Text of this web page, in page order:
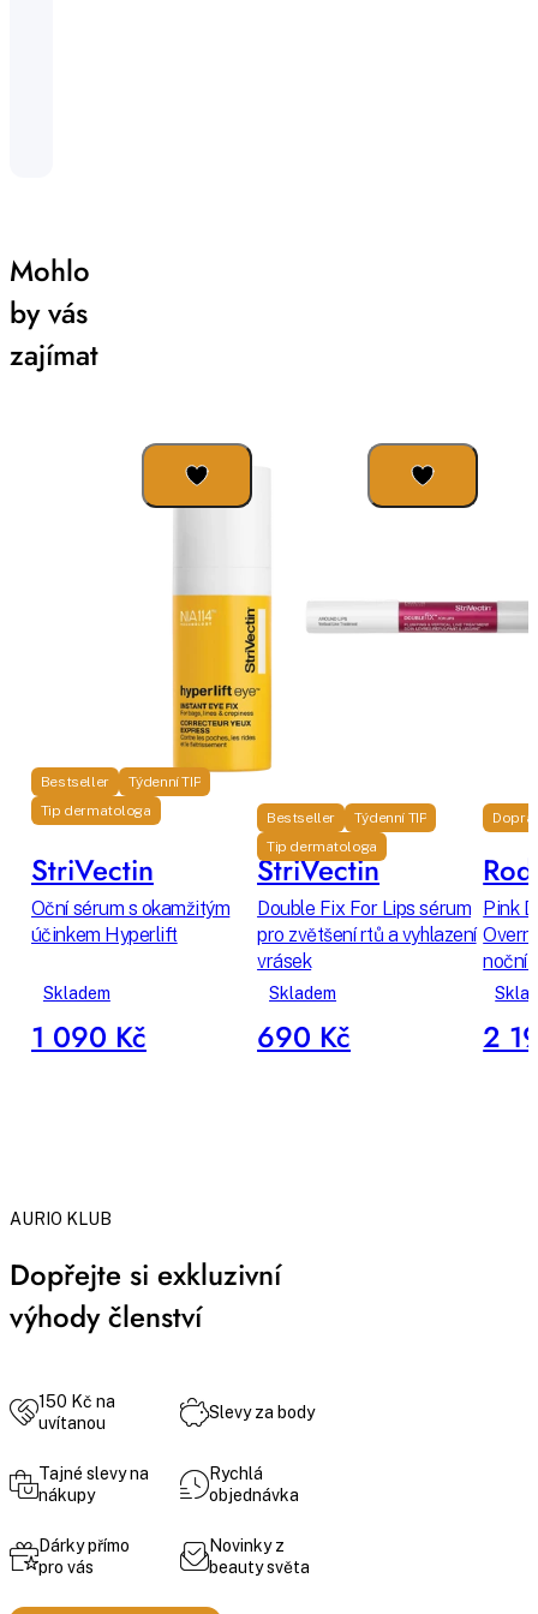
Mohlo
by vás
zajímat
Bestseller
Týdenní TIP
Tip dermatologa
StriVectin
Oční sérum s okamžitým
účinkem Hyperlift
Skladem
1 090 Kč
Bestseller
Týdenní TIP
Tip dermatologa
StriVectin
Double Fix For Lips sérum
pro zvětšení rtů a vyhlazení
vrásek
Skladem
690 Kč
Pink
noční
2
AURIO KLUB
Dopřejte si exkluzivní
výhody členství
150 Kč na
uvítanou
Slevy za body
Tajné slevy na
nákupy
Rychlá
objednávka
Dárky přímo
pro vás
Novinky z
beauty světa